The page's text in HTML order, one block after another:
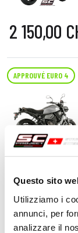
Questo sito
Utilizziamo i
annunci, per
analizzare il
2 150,00
APPROUVÉ EURO 4
1 740,00
APPROUVÉ EURO 4